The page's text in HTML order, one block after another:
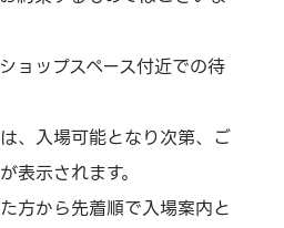
ョップスペース付近での待
、入場可能となり次第、ご
表示されます。
方から先着順で入場案内と